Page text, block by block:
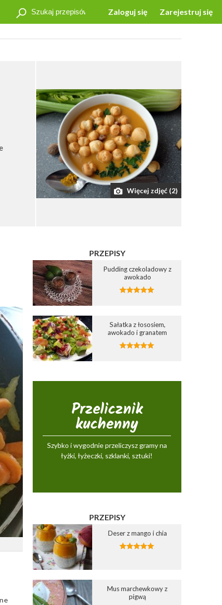
Zaloguj się Zarejestruj się
Więcej zdjęć (2)
PRZEPISY
Pudding czekoladowy z
awokado
Sałatka z łososiem,
awokado i granatem
Przelicznik
kuchenny
Szybko i wygodnie przeliczysz gramy na
łyżki, łyżeczki, szklanki, sztuki!
PRZEPISY
Deser z mango i chia
Mus marchewkowy z
pigwą